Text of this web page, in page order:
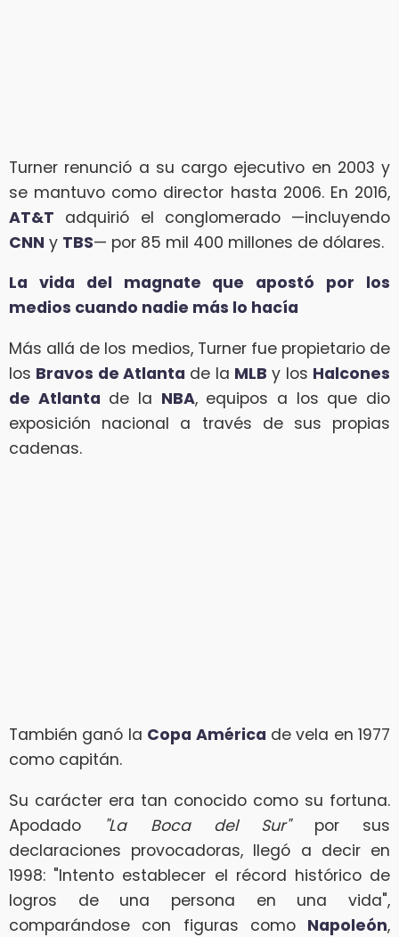
Turner renunció a su cargo ejecutivo en 2003 y
se mantuvo como director hasta 2006. En 2016,
AT&T adquirió el conglomerado —incluyendo
CNN y TBS— por 85 mil 400 millones de dólares.
La vida del magnate que apostó por los
medios cuando nadie más lo hacía
Más allá de los medios, Turner fue propietario de
los Bravos de Atlanta de la MLB y los Halcones
de Atlanta de la NBA, equipos a los que dio
exposición nacional a través de sus propias
cadenas.
También ganó la Copa América de vela en 1977
como capitán.
Su carácter era tan conocido como su fortuna.
Apodado
"La Boca del Sur"por sus
declaraciones provocadoras, llegó a decir en
1998: "Intento establecer el récord histórico de
logros de una persona en una vida",
comparándose con figuras como Napoleón,